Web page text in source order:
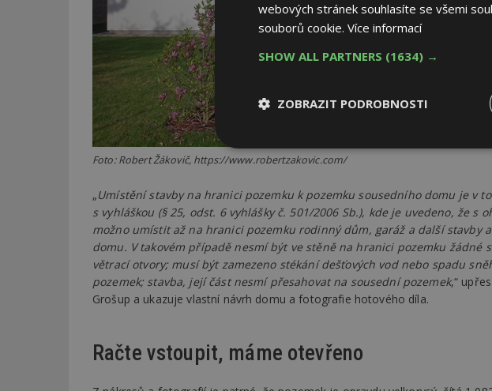
Foto: Robert Žákovič, https://www.robertzakovic.com/
„Umístění stavby na hranici pozemku k pozemku sousedního domu je v
s vyhláškou (§ 25, odst. 6 vyhlášky č. 501/2006 Sb.), kde je uvedeno, že s
možno umístit až na hranici pozemku rodinný dům, garáž a další stavby
domu. V takovém případě nesmí být ve stěně na hranici pozemku žádné
větrací otvory; musí být zamezeno stékání dešťových vod nebo spadu
pozemek; stavba, její část nesmí přesahovat na sousední pozemek,“
Grošup a ukazuje vlastní návrh domu a fotografie hotového díla.
Račte vstoupit, máme otevřeno
webových stránek souhlasíte se všemi
souborů cookie. Více informací
SHOW ALL PARTNERS (1634) →
ZOBRAZIT PODROBNOSTI
Nezbytně
nutné soubory
Výkonové
Nezbytně nutné soubory Výkonové soubory
Nezbytně nutné soubory cookie umožňují základní
Název
www.estav.cz